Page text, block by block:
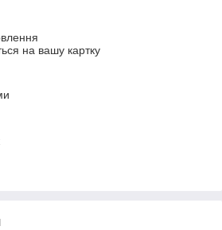
на вашу картку